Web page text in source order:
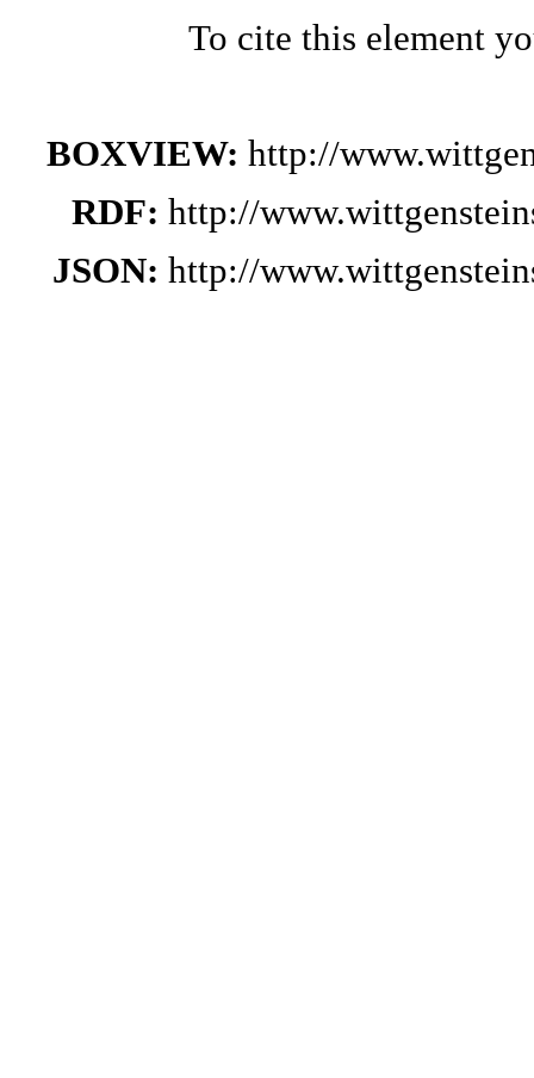
To cite this element
BOXVIEW: http://
RDF: http://
JSON: http://